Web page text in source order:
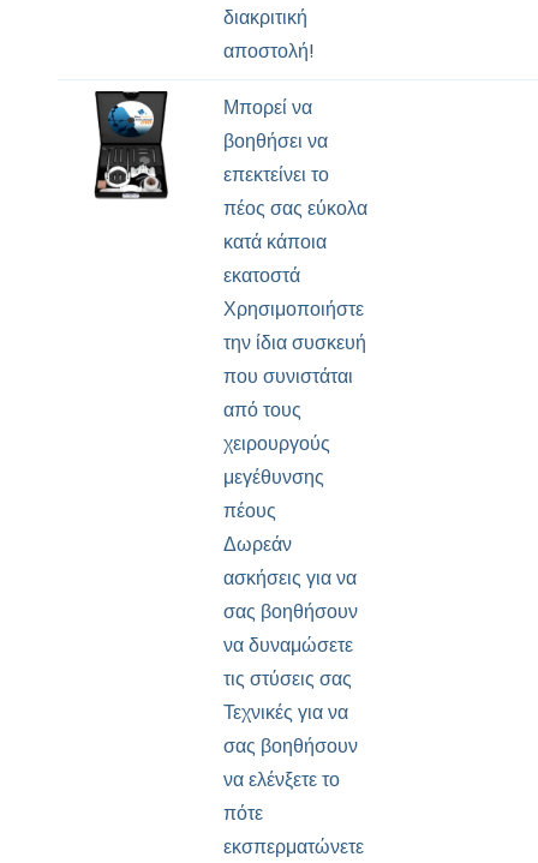
διακριτική
αποστολή!
Μπορεί να
βοηθήσει να
επεκτείνει το
πέος σας εύκολα
κατά κάποια
εκατοστά
Χρησιμοποιήστε
την ίδια συσκευή
που συνιστάται
από τους
χειρουργούς
μεγέθυνσης
πέους
Δωρεάν
ασκήσεις για να
σας βοηθήσουν
να δυναμώσετε
τις στύσεις σας
Τεχνικές για να
σας βοηθήσουν
να ελένξετε το
πότε
εκσπερματώνετε